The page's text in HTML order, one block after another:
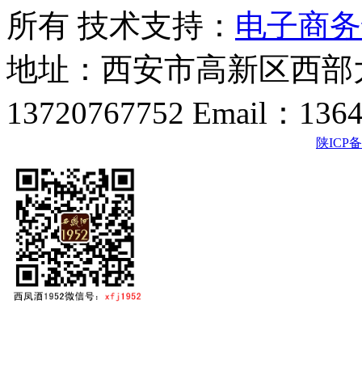
所有 技术支持： 电子商
地址：西安市高新区西
13720767752 Email：
陕ICP